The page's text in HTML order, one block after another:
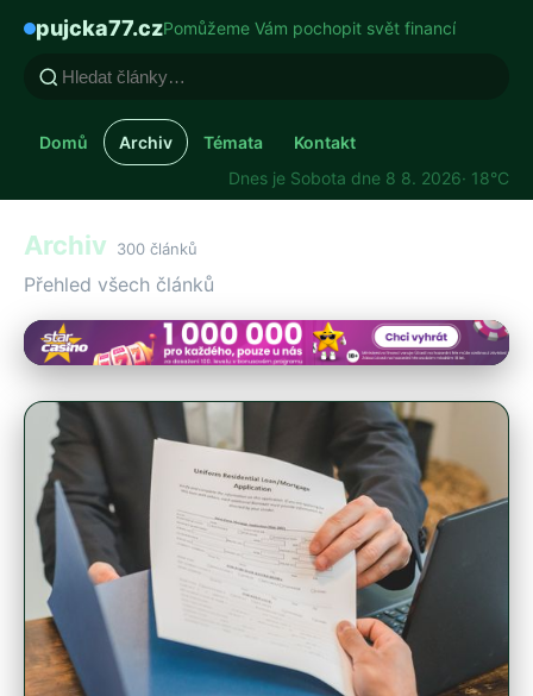
pujcka77.czPomůžeme Vám pochopit svět financí
Domů Archiv Témata
Kontakt
Dnes je Sobota dne 8 8. 2026· 18°C
Archiv 300 článků
Přehled všech článků